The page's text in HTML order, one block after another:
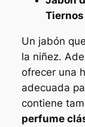
Un jabón
la niñez.
ofrecer una
adecuada
contiene
perfume